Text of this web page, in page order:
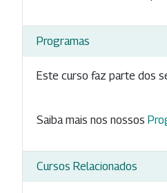
Programas
Este curso faz parte dos
Saiba mais nos nossos
Cursos Relacionados